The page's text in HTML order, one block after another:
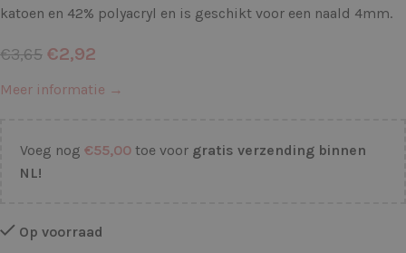
katoen en 42% polyacryl en is geschikt voor een naald 4mm.
€3,65 €2,92
Meer informatie →
Voeg nog €55,00 toe voor gratis verzending binnen
NL!
Op voorraad